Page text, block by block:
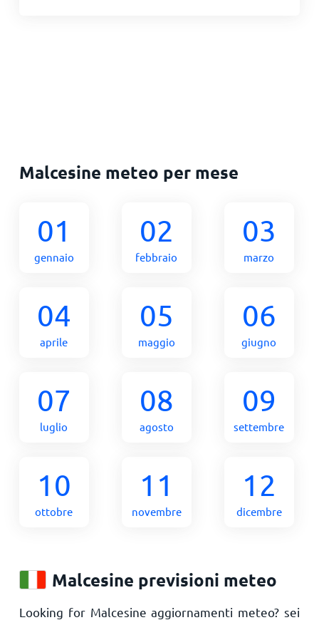
Malcesine meteo per mese
01
gennaio
02
febbraio
03
marzo
04
aprile
05
maggio
06
giugno
07
luglio
08
agosto
09
settembre
10
ottobre
11
novembre
12
dicembre
Malcesine previsioni meteo
Looking for Malcesine aggiornamenti meteo? sei